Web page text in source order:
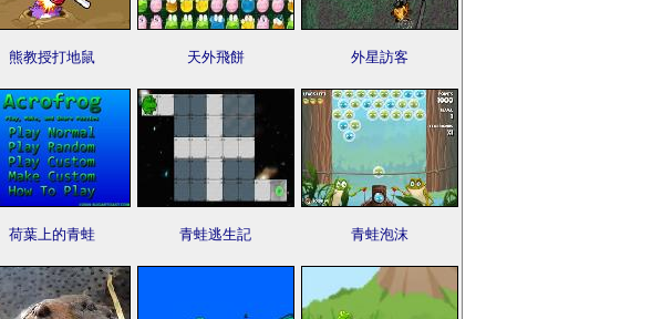
熊教授打地鼠 天外飛餅 外星訪客
荷葉上的青蛙 青蛙逃生記 青蛙泡沫